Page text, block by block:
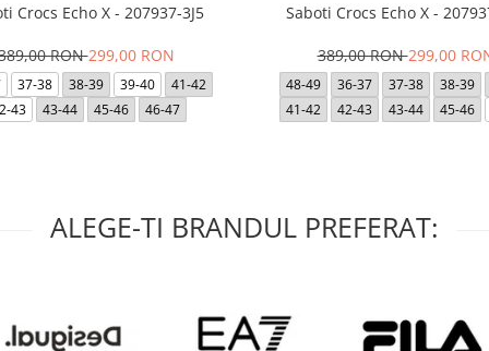
Crocs Echo X - 207937-3J5
RON299,00 RON
37-38 38-39 39-40
41-42
43
43-44 45-46 46-47
Saboti Crocs Echo X -
389,00 RON299,00
48-49 36-37 37-38
38-39
41-42
42-43 43-44 45-46
ALEGE-TI BRANDUL PREFERAT: